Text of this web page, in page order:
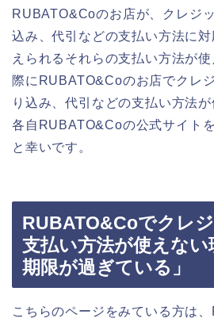
RUBATO&Coのお店が、クレジ
込み、代引などの支払い方法に
えられるそれらの支払い方法が
際にRUBATO&Coのお店でクレ
り込み、代引などの支払い方法が
各自RUBATO&Coの公式サイト
と幸いです。
RUBATO&Coでクレ
支払い方法が使えない
期限が過ぎている」
こちらのページをみている方は